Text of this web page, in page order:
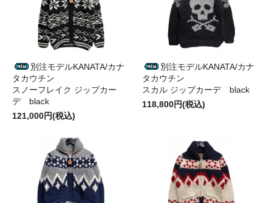
別注モデルKANATA/カナ
タカウチン
スノーフレイク ジップカー
デ black
121,000円(税込)
別注モデルKANATA/カナ
タカウチン
スカル ジップカーデ black
118,800円(税込)